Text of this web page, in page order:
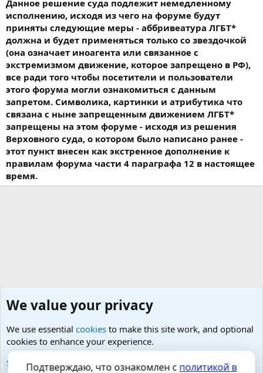
Данное решение суда подлежит немедленному
исполнению, исходя из чего на форуме будут
приняты следующие меры - аббривеатура ЛГБТ*
должна и будет применяться только со звездочкой
(она означает иноагента или связанное с
экстремизмом движение, которое запрещено в РФ),
все ради того чтобы посетители и пользователи
этого форума могли ознакомиться с данным
запретом. Символика, картинки и атрибутика что
связана с ныне запрещенным движением ЛГБТ*
запрещены на этом форуме - исходя из решения
Верховного суда, о котором было написано ранее -
этот пункт внесен как экстренное дополнение к
правилам форума части 4 параграфа 12 в настоящее
время.
Добро пожаловать на чашечку чего-сами-знаете :)
We value your privacy
We use essential cookies to make this site work, and optional
cookies to enhance your experience.
See further information and configure your preferences
Подтверждаю, что ознакомлен с политикой в